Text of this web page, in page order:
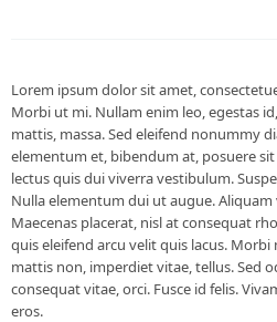
Lorem ipsum dolor sit amet,
Morbi ut mi. Nullam enim leo, egestas
mattis, massa. Sed eleifend nonummy
elementum et, bibendum at, posuere
lectus quis dui viverra vestibulum.
Nulla elementum dui ut augue.
Maecenas placerat, nisl at consequat
quis eleifend arcu velit quis lacus.
mattis non, imperdiet vitae, tellus. Sed
consequat vitae, orci. Fusce id felis.
eros.